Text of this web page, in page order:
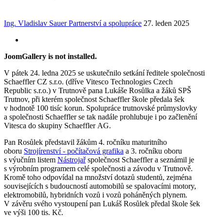
Ing. Vladislav Sauer Partnerství a spolupráce 27. leden 2025
JoomGallery is not installed.
V pátek 24. ledna 2025 se uskutečnilo setkání ředitele společnosti
Schaeffler CZ s.r.o. (dříve Vitesco Technologies Czech
Republic s.r.o.) v Trutnově pana Lukáše Rosůlka a žáků SPŠ
Trutnov, při kterém společnost Schaeffler škole předala šek
v hodnotě 100 tisíc korun. Spolupráce trutnovské průmyslovky
a společnosti Schaeffler se tak nadále prohlubuje i po začlenění
Vitesca do skupiny Schaeffler AG.
Pan Rosůlek představil žákům 4. ročníku maturitního
oboru Strojírenství - počítačová grafika a 3. ročníku oboru
s výučním listem Nástrojařspolečnost Schaeffler a seznámil je
s výrobním programem celé společnosti a závodu v Trutnově.
Kromě toho odpovídal na množství dotazů studentů, zejména
souvisejících s budoucností automobilů se spalovacími motory,
elektromobilů, hybridních vozů i vozů poháněných plynem.
V závěru svého vystoupení pan Lukáš Rosůlek předal škole šek
ve výši 100 tis. Kč.